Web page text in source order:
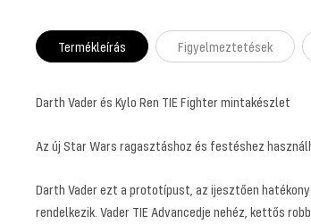
Termékleírás Figyelmeztetések
Darth Vader és Kylo Ren TIE Fighter mintakészlet
Az új Star Wars ragasztáshoz és festéshez
Darth Vader ezt a prototípust, az ijesztően
rendelkezik. Vader TIE Advancedje nehéz, kettős